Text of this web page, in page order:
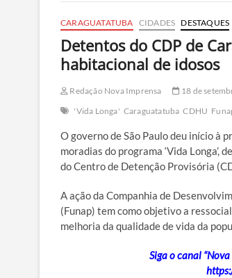
CARAGUATATUBA CIDADES DESTAQUES
Detentos do CDP de
habitacional de idosos
Redação Nova Imprensa
18 de
'Vida Longa' Caraguatatuba CDHU
O governo de São Paulo deu início à
moradias do programa ‘Vida
do Centro de Detenção Provisória
A ação da Companhia de
(Funap) tem como objetivo a
melhoria da qualidade de vida da
Siga o canal